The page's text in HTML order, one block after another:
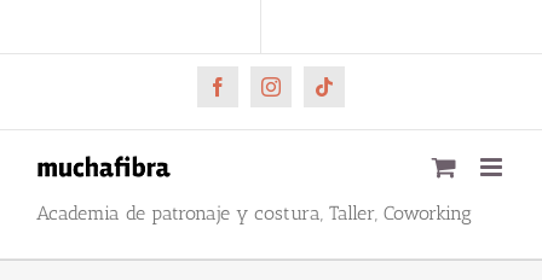
al
FacebookInstagramTiktok
Academia de patronaje y costura, Taller, Coworking